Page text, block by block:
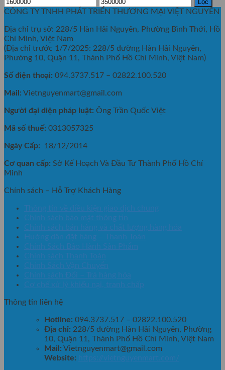
tối
tối
Lọc
CÔNG TY TNHH PHÁT TRIỂN THƯƠNG MẠI VIỆT NGUYÊN
Địa chỉ trụ sở: 228/5 Hàn Hải Nguyên, Phường Bình Thới, Hồ
Chí Minh, Việt Nam
(Địa chỉ trước 1/7/2025: 228/5 đường Hàn Hải Nguyên,
Phường 10, Quận 11, Thành Phố Hồ Chí Minh, Việt Nam)
Số điện thoại: 094.3737.517 – 02822.100.520
Mail: Vietnguyenmart@gmail.com
Người đại diện pháp luật: Ông Trần Quốc Việt
Mã số thuế: 0313057325
Ngày Cấp: 18/12/2014
Cơ quan cấp: Sở Kế Hoạch Và Đầu Tư Thành Phố Hồ Chí
Minh
Chính sách – Hỗ Trợ Khách Hàng
Thông tin về điều kiện giao dịch chung
Chính sách bảo mật thông tin
Chính sách bán hàng và chất lượng hàng hóa
Hướng dẫn đặt hàng – Thanh Toán
Chính Sách Bảo Hành Sản Phẩm
Chính sách Thanh Toán
Chính Sách Vận Chuyển
Chính sách Đổi – Trả hàng hóa
Cơ chế xử lý khiếu nại, tranh chấp
Thông tin liên hệ
Hotline: 094.3737.517 – 02822.100.520
Địa chỉ: 228/5 đường Hàn Hải Nguyên, Phường
10, Quận 11, Thành Phố Hồ Chí Minh, Việt Nam
Mail: Vietnguyenmart@gmail.com
Website:
https://vietnguyenmart.com/